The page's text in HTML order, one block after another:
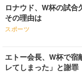
ロナウド、W杯の試合
その理由は
スポーツ
エトー会長、W杯で宿
レてしまった」と謝罪